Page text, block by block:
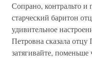
Сопрано, контральто
старческий баритон
удивительное
Петровна сказала
затягивайте,